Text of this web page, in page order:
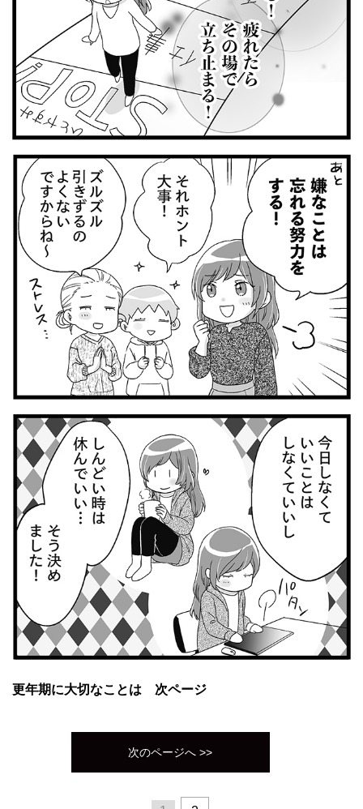
更年期に大切なことは 次ページ
次のページへ >>